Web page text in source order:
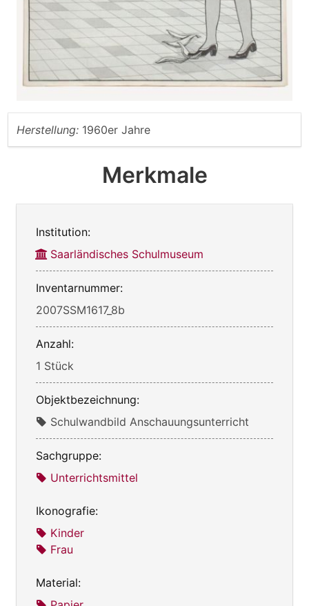
Herstellung: 1960er Jahre
Merkmale
Institution:
Saarländisches Schulmuseum
Inventarnummer:
2007SSM1617_8b
Anzahl:
1 Stück
Objektbezeichnung:
Schulwandbild Anschauungsunterricht
Sachgruppe:
Unterrichtsmittel
Ikonografie:
Kinder
Frau
Material: